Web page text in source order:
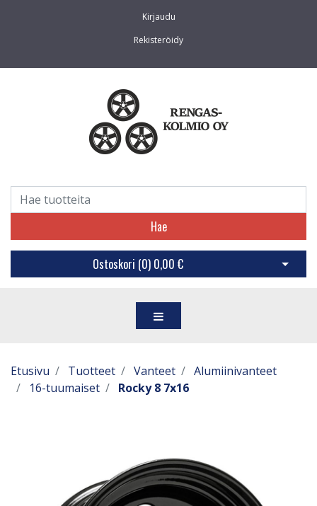
Kirjaudu
Rekisteröidy
Hae
Ostoskori (0) 0,00 € Avaa
Etusivu Tuotteet Vanteet
Alumiinivanteet
16-tuumaiset
Rocky 8 7x16